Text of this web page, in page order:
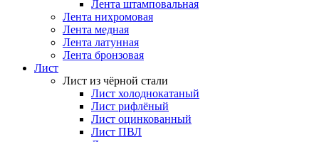
Лента штамповальная
Лента нихромовая
Лента медная
Лента латунная
Лента бронзовая
Лист
Лист из чёрной стали
Лист холоднокатаный
Лист рифлёный
Лист оцинкованный
Лист ПВЛ